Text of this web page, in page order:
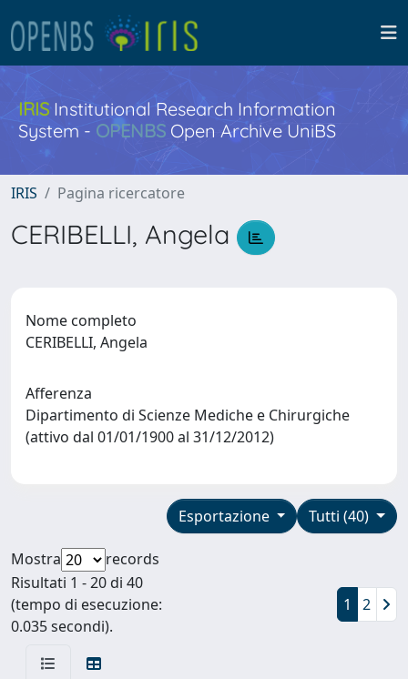
IRISInstitutional Research Information
System - OPENBS Open Archive UniBS
IRIS Pagina ricercatore
CERIBELLI, Angela
Nome completo
CERIBELLI, Angela
Afferenza
Dipartimento di Scienze Mediche e Chirurgiche
(attivo dal 01/01/1900 al 31/12/2012)
Tutti (40)
Esportazione
Mostra
records
Risultati 1 - 20 di 40
(tempo di esecuzione:
0.035 secondi).
1 2